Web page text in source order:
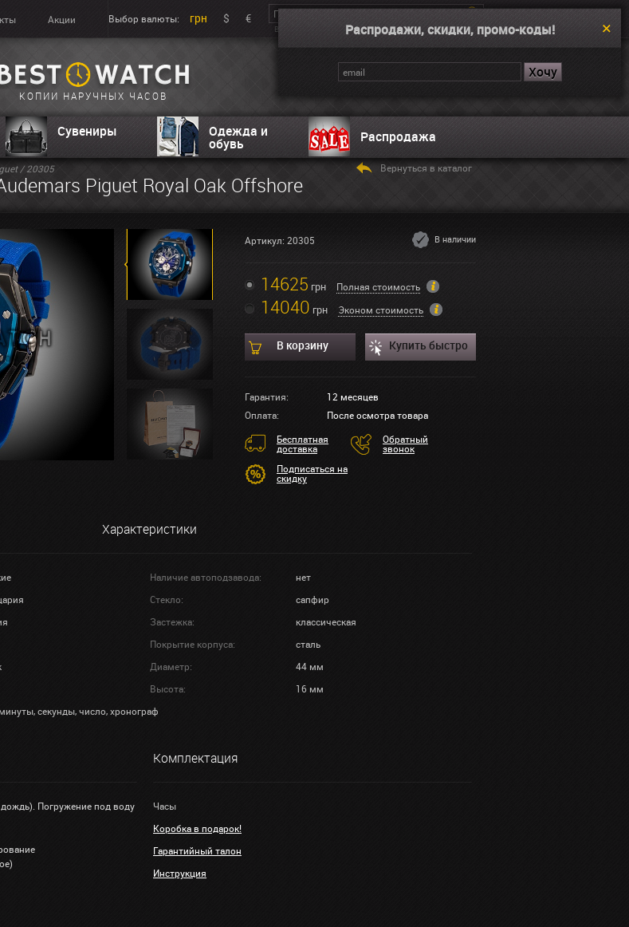
Акции Выбор валюты: грн $ €
Введите поисковой запрос, например “Dual Time”
КОПИИ НАРУЧНЫХ ЧАСОВ
Корзина
Нет товаров
Сувениры Одежда и
обувь Распродажа
/ 20305
Piguet Royal Oak Offshore
Вернуться в каталог
Артикул: 20305 В наличии
14625 грн Полная стоимость
14040 грн Эконом стоимость
В корзину Купить быстро
Гарантия:
12 месяцев
Оплата:
После осмотра товара
Бесплатная
доставка
Обратный
звонок
Подписаться на
скидку
Характеристики
Наличие автоподзавода:
нет
Стекло:
сапфир
Застежка:
классическая
Покрытие корпуса:
сталь
Диаметр:
44 мм
Высота:
16 мм
секунды, число, хронограф
Погружение под воду
Комплектация
Часы
Коробка в подарок!
Гарантийный талон
Инструкция
Распродажи, скидки, промо-коды!